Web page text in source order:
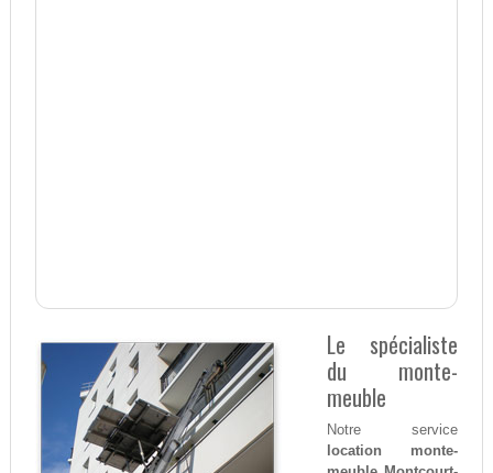
Le spécialiste
du monte-
meuble
Notre service
location monte-